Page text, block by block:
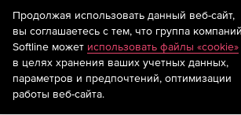
На информационном ресурсе
рекомендательные технологии
предоставления информации на основе
систематизации и анализа сведений,
предпочтениям пользователей сети
находящихся на территории Российской
Продолжая использовать данный веб-сайт,
вы соглашаетесь с тем, что группа компаний
Softline может использовать файлы «cookie»
в целях хранения ваших учетных данных,
параметров и предпочтений, оптимизации
работы веб-сайта.